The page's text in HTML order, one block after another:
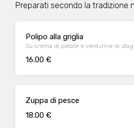
Preparati secondo la tradizione
Polipo alla griglia
Su crema di patate e verdurine di
16.00 €
Zuppa di pesce
18.00 €